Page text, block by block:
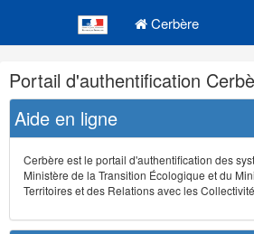
Cerbère
Navigation
et
outils
annexes
Portail d'authentification
Aide en ligne
Cerbère est le portail d'authentification des
Ministère de la Transition Écologique et du
Territoires et des Relations avec les